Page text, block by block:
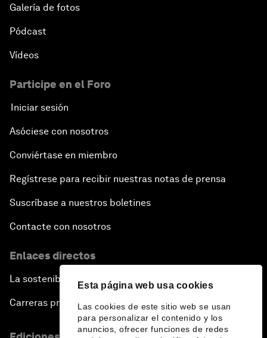
Esta página web usa cookies
Las cookies de este sitio web se usan
para personalizar el contenido y los
anuncios, ofrecer funciones de redes
Galería de fotos
Pódcast
Vídeos
Participe en el Foro
Iniciar sesión
Asóciese con nosotros
Conviértase en miembro
Regístrese para recibir nuestras notas de prensa
Suscríbase a nuestros boletines
Contacte con nosotros
Enlaces directos
La sostenibilidad en el Foro
Carreras profesionales